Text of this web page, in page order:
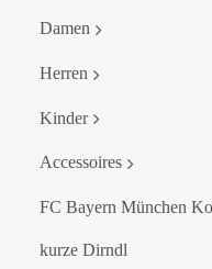
Damen
Herren
Kinder
Accessoires
FC Bayern München
kurze Dirndl